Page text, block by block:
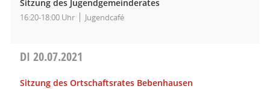
Sitzung des Jugendgemeinderates
16:20-18:00 Uhr Jugendcafé
DI 20.07.2021
Sitzung des Ortschaftsrates Bebenhausen